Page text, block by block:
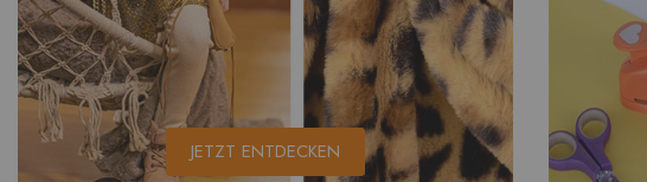
JETZT ENTDECKEN